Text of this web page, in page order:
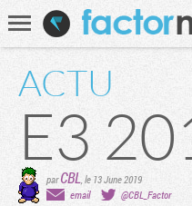
ACTU
E3
parCBL le 13 June 2019
email
@CBL_Factor